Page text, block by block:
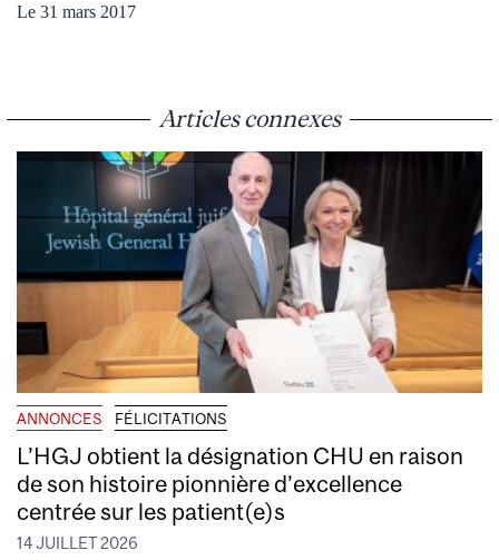
Le 31 mars 2017
Articles connexes
ANNONCES FÉLICITATIONS
L’HGJ obtient la désignation CHU en raison
de son histoire pionnière d’excellence
centrée sur les patient(e)s
14 JUILLET 2026